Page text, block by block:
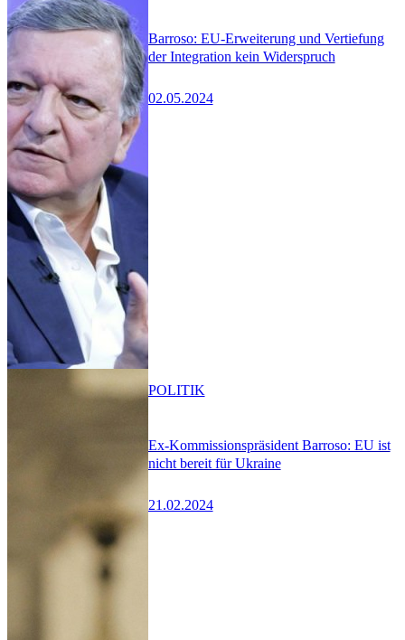
Barroso: EU-Erweiterung und Vertiefung
der Integration kein Widerspruch
02.05.2024
Ex-Kommissionspräsident Barroso: EU ist
nicht bereit für Ukraine
21.02.2024
POLITIK